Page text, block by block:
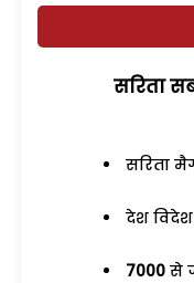
सरिता
सरिता
देश
7000 से